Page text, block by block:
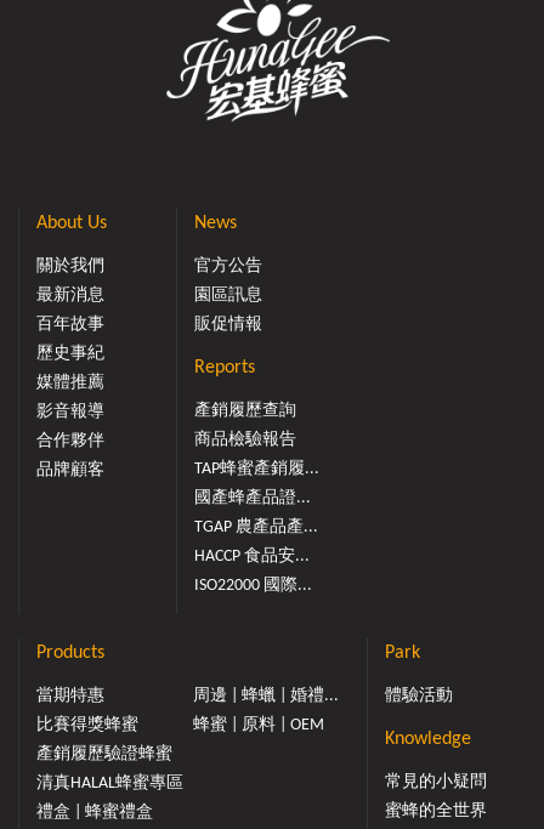
About Us
關於我們
最新消息
百年故事
歷史事紀
媒體推薦
影音報導
合作夥伴
品牌顧客
News
官方公告
園區訊息
販促情報
Reports
產銷履歷查詢
商品檢驗報告
TAP蜂蜜產銷履...
國產蜂產品證...
TGAP 農產品產...
HACCP 食品安...
ISO22000 國際...
Products
當期特惠
比賽得獎蜂蜜
產銷履歷驗證蜂蜜
清真HALAL蜂蜜專區
禮盒 | 蜂蜜禮盒
周邊 | 蜂蠟 | 婚禮...
蜂蜜 | 原料 | OEM
Park
體驗活動
Knowledge
常見的小疑問
蜜蜂的全世界